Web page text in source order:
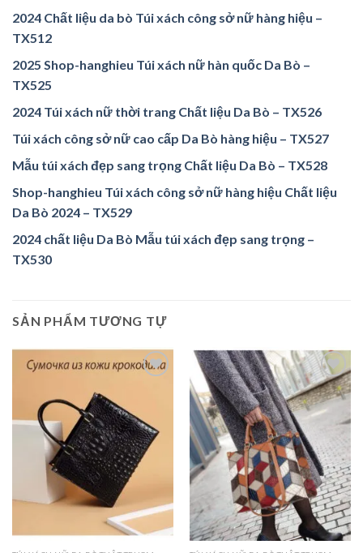
2024 Chất liệu da bò Túi xách công sở nữ hàng hiệu –
TX512
2025 Shop-hanghieu Túi xách nữ hàn quốc Da Bò –
TX525
2024 Túi xách nữ thời trang Chất liệu Da Bò – TX526
Túi xách công sở nữ cao cấp Da Bò hàng hiệu – TX527
Mẫu túi xách đẹp sang trọng Chất liệu Da Bò – TX528
Shop-hanghieu Túi xách công sở nữ hàng hiệu Chất liệu
Da Bò 2024 – TX529
2024 chất liệu Da Bò Mẫu túi xách đẹp sang trọng –
TX530
SẢN PHẨM TƯƠNG TỰ
Add to
wishlist
Add to
wishlist